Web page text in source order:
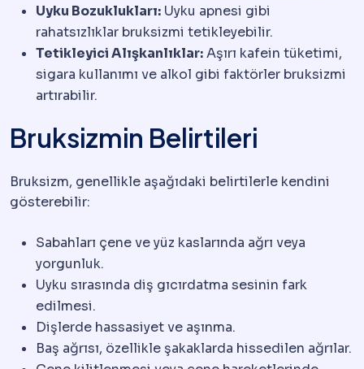
Uyku Bozuklukları: Uyku apnesi gibi
rahatsızlıklar bruksizmi tetikleyebilir.
Tetikleyici Alışkanlıklar:Aşırı kafein tüketimi,
sigara kullanımı ve alkol gibi faktörler bruksizmi
artırabilir.
Bruksizmin Belirtileri
Bruksizm, genellikle aşağıdaki belirtilerle kendini
gösterebilir:
Sabahları çene ve yüz kaslarında ağrı veya
yorgunluk.
Uyku sırasında diş gıcırdatma sesinin fark
edilmesi.
Dişlerde hassasiyet ve aşınma.
Baş ağrısı, özellikle şakaklarda hissedilen ağrılar.